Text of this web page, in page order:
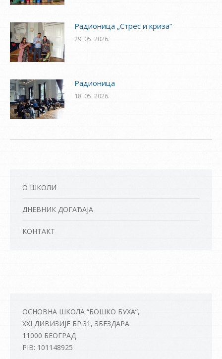
Радионица „Стрес и криза“
29. 05. 2026.
Радионица
18. 05. 2026.
О ШКОЛИ
ДНЕВНИК ДОГАЂАЈА
КОНТАКТ
ОСНОВНА ШКОЛА “БОШКО БУХА”,
XXI ДИВИЗИЈЕ БР.31, ЗБЕЗДАРА
11000 БЕОГРАД
PIB: 101148925